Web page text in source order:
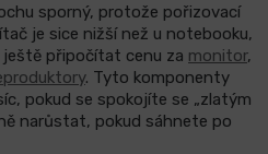
sporný, protože pořizovací
je sice nižší než u notebooku,
ještě připočítat cenu za monitor,
. Tyto komponenty
pokud se spokojíte se „zlatým
narůstat, pokud sáhnete po